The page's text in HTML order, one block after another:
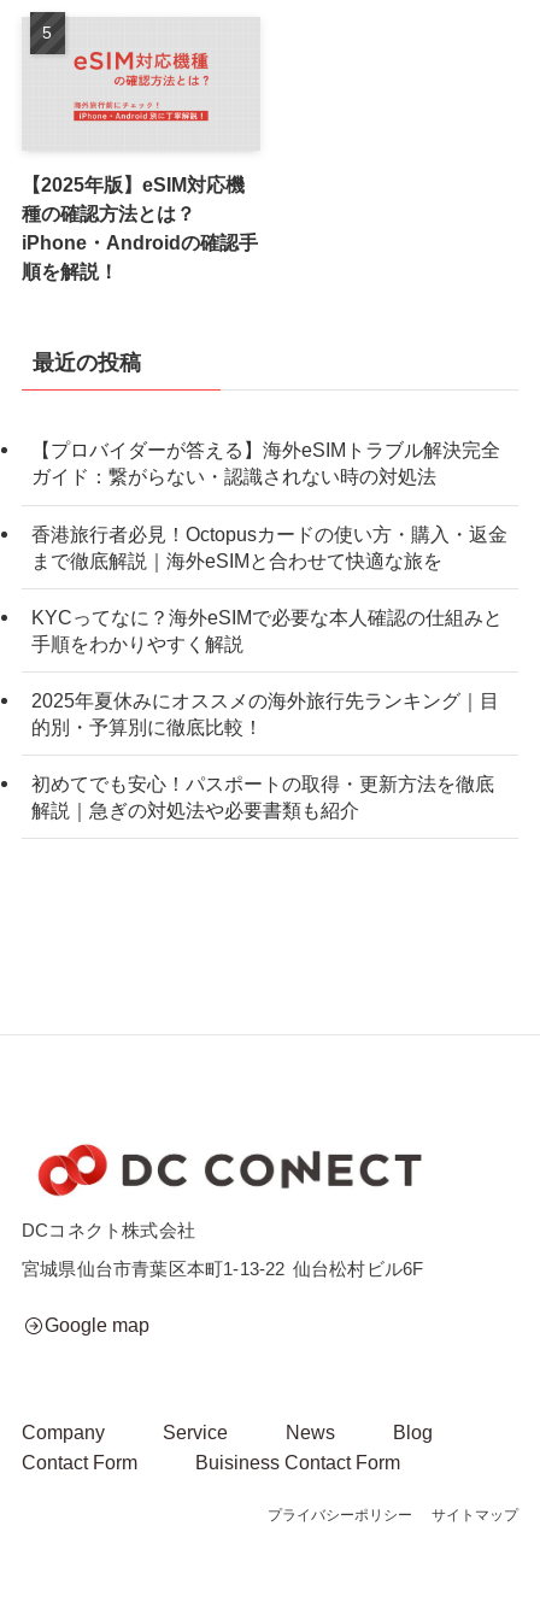
【2025年版】eSIM対応機
種の確認方法とは？
iPhone・Androidの確認手
順を解説！
最近の投稿
【プロバイダーが答える】海外eSIMトラブル解決完全
ガイド：繋がらない・認識されない時の対処法
香港旅行者必見！Octopusカードの使い方・購入・返金
まで徹底解説｜海外eSIMと合わせて快適な旅を
KYCってなに？海外eSIMで必要な本人確認の仕組みと
手順をわかりやすく解説
2025年夏休みにオススメの海外旅行先ランキング｜目
的別・予算別に徹底比較！
初めてでも安心！パスポートの取得・更新方法を徹底
解説｜急ぎの対処法や必要書類も紹介
DCコネクト株式会社
宮城県仙台市青葉区本町1-13-22 仙台松村ビル6F
Google map
Company Service News
Blog
Contact Form
Buisiness Contact Form
プライバシーポリシー サイトマップ